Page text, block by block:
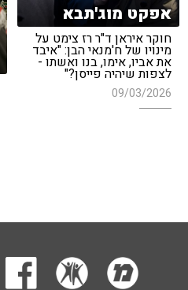
אפקט מוג'תבא
חוקר איראן ד"ר רז צימט על
מינויו של ח'מנאי הבן: "איבד
את אביו, אימו, בנו ואשתו -
לצפות שיהיה פייסן?"
09/03/2026